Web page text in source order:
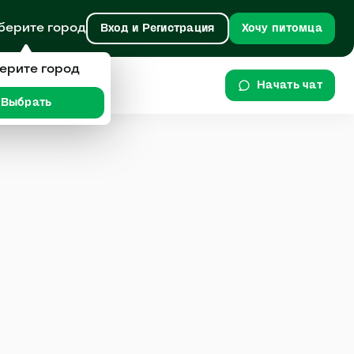
город Вход и Регистрация Хочу питомца
Начать чат
город
Выбрать